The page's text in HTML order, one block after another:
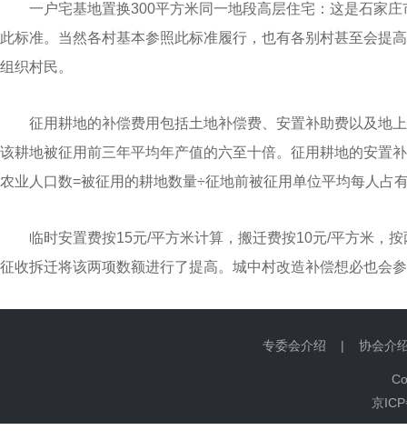
一户宅基地置换300平方米同一地段高层住宅：这是石家
此标准。当然各村基本参照此标准履行，也有各别村甚至会提
组织村民。
征用耕地的补偿费用包括土地补偿费、安置补助费以及地
该耕地被征用前三年平均年产值的六至十倍。征用耕地的安置
农业人口数=被征用的耕地数量÷征地前被征用单位平均每人占
临时安置费按15元/平方米计算，搬迁费按10元/平方米，
征收拆迁将该两项数额进行了提高。城中村改造补偿想必也会
专委会介绍 | 协会介
京